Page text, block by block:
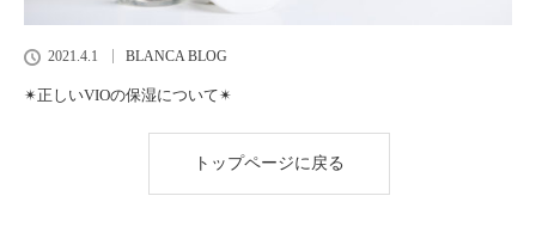
2021.4.1 BLANCA BLOG
✴︎正しいVIOの保湿について✴︎
トップページに戻る